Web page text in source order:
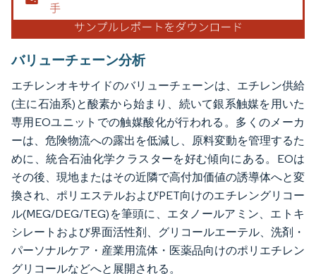
バリューチェーン分析
エチレンオキサイドのバリューチェーンは、エチレン供給
(主に石油系)と酸素から始まり、続いて銀系触媒を用いた
専用EOユニットでの触媒酸化が行われる。多くのメーカ
ーは、危険物流への露出を低減し、原料変動を管理するた
めに、統合石油化学クラスターを好む傾向にある。EOは
その後、現地またはその近隣で高付加価値の誘導体へと変
換され、ポリエステルおよびPET向けのエチレングリコー
ル(MEG/DEG/TEG)を筆頭に、エタノールアミン、エトキ
シレートおよび界面活性剤、グリコールエーテル、洗剤・
パーソナルケア・産業用流体・医薬品向けのポリエチレン
グリコールなどへと展開される。